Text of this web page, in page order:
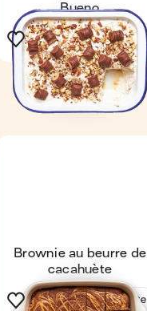
Bueno
Voir la recette
Brownie au beurre de
cacahuète
Voir la recette